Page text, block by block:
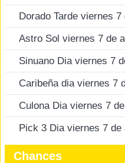
Dorado Tarde viernes
Astro Sol viernes 7 de
Sinuano Dia viernes 7
Caribeña dia viernes 7
Culona Dia viernes 7
Pick 3 Dia viernes 7 de
Chances